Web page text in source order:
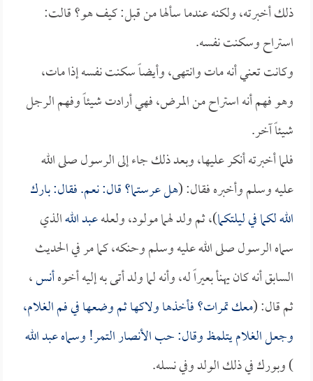
ذلك أخبرته، ولكنه عندما سألها من قبل: كيف هو؟ قالت:
استراح وسكنت نفسه.
وكانت تعني أنه مات وانتهى، وأيضاً سكنت نفسه إذا مات،
وهو فهم أنه استراح من المرض، فهي أرادت شيئاً وفهم الرجل
شيئاً آخر.
فلما أخبرته أنكر عليها، وبعد ذلك جاء إلى الرسول صلى الله
عليه وسلم وأخبره فقال: (هل عرستما؟ قال: نعم. فقال: بارك
الله لكما في ليلتكما)، ثم ولد لهما مولود، ولعلهعبد اللهالذي
سماه الرسول صلى الله عليه وسلم وحنكه، كما مر في الحديث
السابق أنه كان يهنأ بعيراً له، وأنه لما ولد أتى به إليه أخوهأنس،
ثم قال: (معك تمرات؟ فأخذها ولاكها ثم وضعها في فم الغلام،
وجعل الغلام يتلمظ وقال: حب الأنصار التمر! وسماهعبد الله
) وبورك في ذلك الولد وفي نسله.